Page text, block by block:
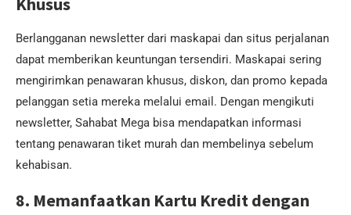
Berlangganan newsletter dari maskapai dan situs perjalanan
dapat memberikan keuntungan tersendiri. Maskapai sering
mengirimkan penawaran khusus, diskon, dan promo kepada
pelanggan setia mereka melalui email. Dengan mengikuti
newsletter, Sahabat Mega bisa mendapatkan informasi
tentang penawaran tiket murah dan membelinya sebelum
kehabisan.
8. Memanfaatkan Kartu Kredit dengan